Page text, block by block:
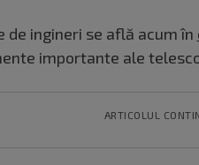
de ingineri se află acum în
importante ale
ARTICOLUL